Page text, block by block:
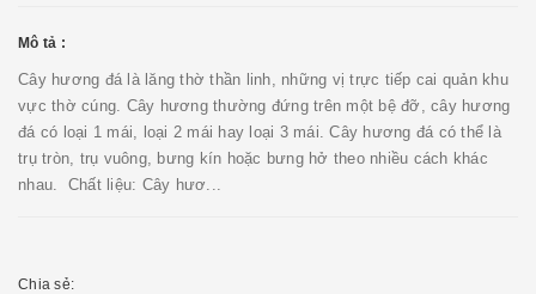
Mô tả :
Cây hương đá là lăng thờ thần linh, những vị trực tiếp cai quản khu
vực thờ cúng. Cây hương thường đứng trên một bệ đỡ, cây hương
đá có loại 1 mái, loại 2 mái hay loại 3 mái. Cây hương đá có thể là
trụ tròn, trụ vuông, bưng kín hoặc bưng hở theo nhiều cách khác
nhau. Chất liệu: Cây hươ...
Chia sẻ: